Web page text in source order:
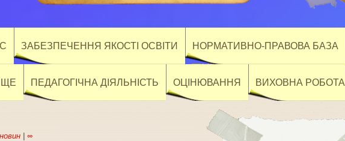
ЗАБЕЗПЕЧЕННЯ ЯКОСТІ ОСВІТИ НОРМАТИВНО-ПРАВОВА БАЗА
ПЕДАГОГІЧНА ДІЯЛЬНІСТЬ ОЦІНЮВАННЯ ВИХОВНА РОБОТА
| ∞